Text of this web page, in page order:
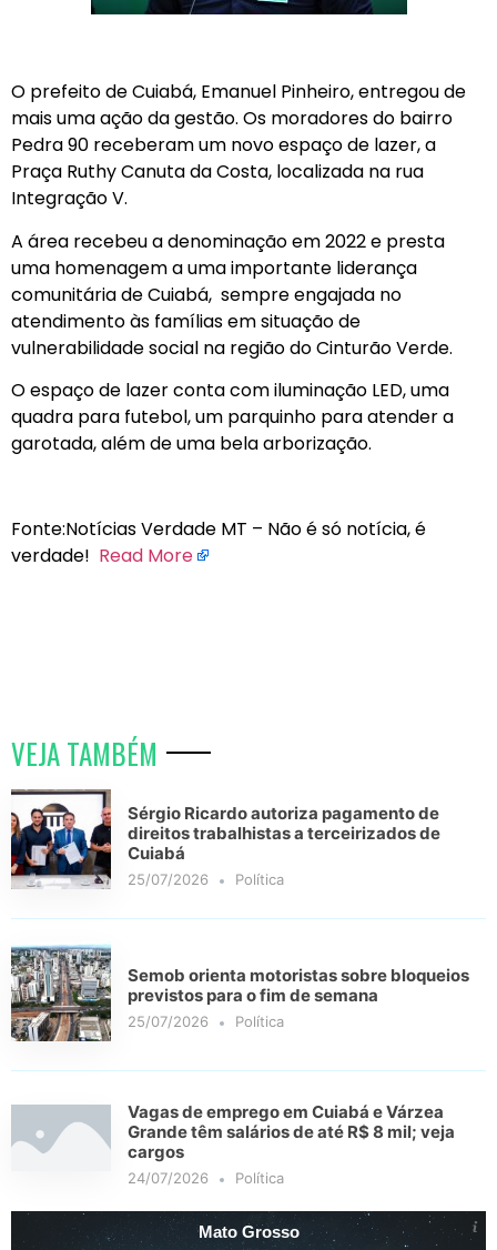
O prefeito de Cuiabá, Emanuel Pinheiro, entregou de
mais uma ação da gestão. Os moradores do bairro
Pedra 90 receberam um novo espaço de lazer, a
Praça Ruthy Canuta da Costa, localizada na rua
Integração V.
A área recebeu a denominação em 2022 e presta
uma homenagem a uma importante liderança
comunitária de Cuiabá, sempre engajada no
atendimento às famílias em situação de
vulnerabilidade social na região do Cinturão Verde.
O espaço de lazer conta com iluminação LED, uma
quadra para futebol, um parquinho para atender a
garotada, além de uma bela arborização.
Fonte:Notícias Verdade MT – Não é só notícia, é
verdade! Read More
VEJA TAMBÉM
Sérgio Ricardo autoriza pagamento de
direitos trabalhistas a terceirizados de
Cuiabá
25/07/2026 Política
Semob orienta motoristas sobre bloqueios
previstos para o fim de semana
25/07/2026 Política
Vagas de emprego em Cuiabá e Várzea
Grande têm salários de até R$ 8 mil; veja
cargos
24/07/2026 Política
Mato Grosso